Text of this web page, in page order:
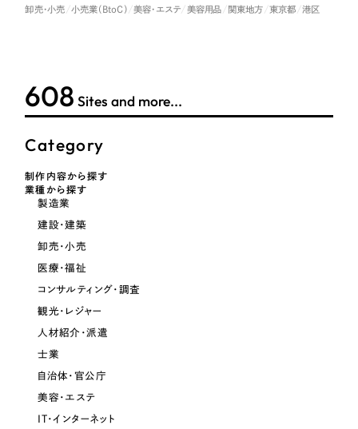
ブランドサイト・サービスサイト （85件）
ポータルサイト・メディアサイト
その他
お客様インタビュー
その他サービス業
NPO・一般社団法人
人材サービス
その他
ホワイト・白色
グレー・黒色
ベージュ・茶色
レッド・赤色
608 Sites and more...
Category
制作内容から探す
業種から探す
製造業
建設・建築
卸売・小売
医療・福祉
コンサルティング・調査
観光・レジャー
人材紹介・派遣
士業
自治体・官公庁
美容・エステ
IT・インターネット
卸売・小売 小売業（BtoC） 美容・エステ 美容用品 関東地方 東京都 港区